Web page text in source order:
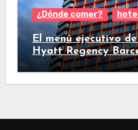
¿Dónde comer?
El menú ejecutivo
Hyatt Regency